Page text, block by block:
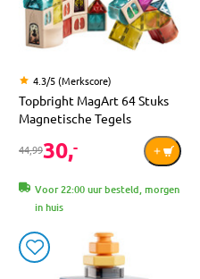
4.3/5 (Merkscore)
Topbright MagArt 64 Stuks
Magnetische Tegels
44,9930,-
Voor 22:00 uur besteld, morgen
in huis